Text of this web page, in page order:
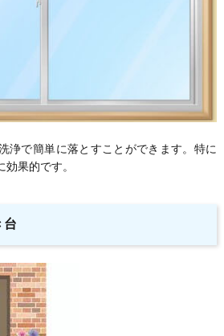
浄で簡単に落とすことができます。特に
果的です。
台